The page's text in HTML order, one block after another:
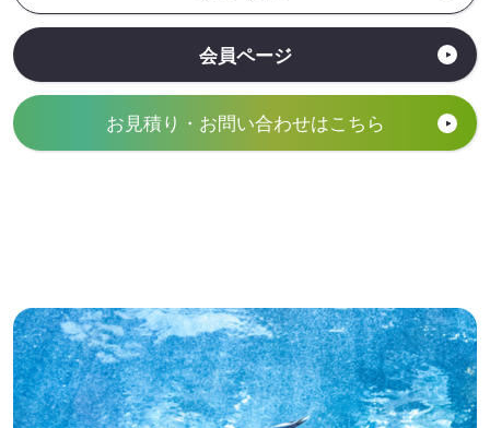
会員ページ
お見積り・お問い合わせはこちら